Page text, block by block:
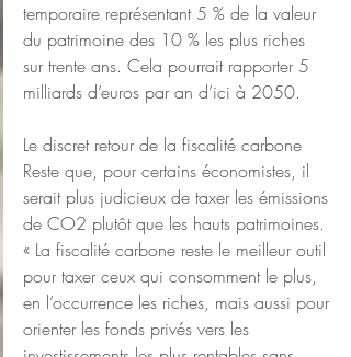
temporaire représentant 5 % de la valeur
du patrimoine des 10 % les plus riches
sur trente ans. Cela pourrait rapporter 5
milliards d’euros par an d’ici à 2050.
Le discret retour de la fiscalité carbone
Reste que, pour certains économistes, il
serait plus judicieux de taxer les émissions
de CO2 plutôt que les hauts patrimoines.
« La fiscalité carbone reste le meilleur outil
pour taxer ceux qui consomment le plus,
en l’occurrence les riches, mais aussi pour
orienter les fonds privés vers les